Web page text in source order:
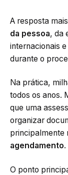
A resposta
da pessoa, da
internacionais
durante o
Na prática,
todos os anos.
que uma
organizar
principalmente
agendamento.
O ponto